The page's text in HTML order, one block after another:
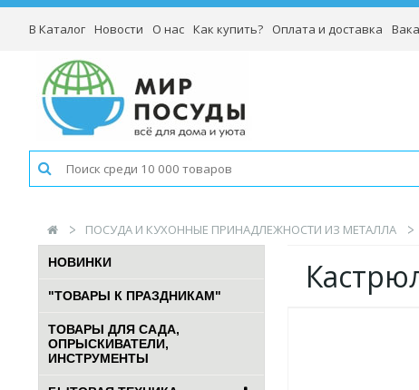
В Каталог Новости О нас Как купить? Оплата и доставка
ПОСУДА И КУХОННЫЕ ПРИНАДЛЕЖНОСТИ ИЗ МЕТАЛЛА
НОВИНКИ
"ТОВАРЫ К ПРАЗДНИКАМ"
ТОВАРЫ ДЛЯ САДА,
ОПРЫСКИВАТЕЛИ,
ИНСТРУМЕНТЫ